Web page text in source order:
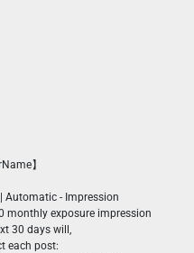
】
Automatic - Impression
monthly exposure impression
30 days will,
each post: